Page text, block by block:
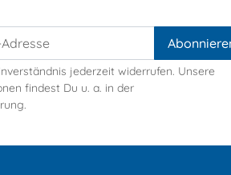
jederzeit widerrufen. Unsere
findest Du u. a. in der